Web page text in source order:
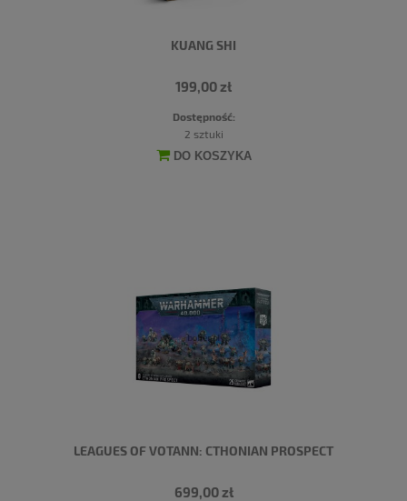
KUANG SHI
199,00 zł
Dostępność:
2 sztuki
DO KOSZYKA
LEAGUES OF VOTANN: CTHONIAN PROSPECT
699,00 zł